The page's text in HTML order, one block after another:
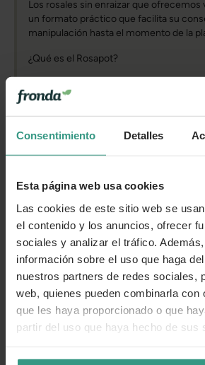
Consentimiento Detalles
Esta página web usa cookies
Las cookies de este sitio web se
el contenido y los anuncios, ofrecer
sociales y analizar el tráfico.
información sobre el uso que haga
nuestros partners de redes sociales,
web, quienes pueden combinarla con
que les haya proporcionado o que
partir del uso que haya hecho de sus
Los rosales sin enraizar que ofrecemos
un formato práctico que facilita su
manipulación hasta el momento de la
¿Qué es el Rosapot?
el rosal a raíz desnuda. Este sistema
y el rosal en maceta.
Mayor comodidad:Listo para
hidratar previamente las raíces.
Más tiempo para decidir: Se
hasta su trasplante.
Fácil manejo: No requiere cuidados
de ser plantado.
Cómo plantarlo correctamente
Preparación:Remoja bien la turba